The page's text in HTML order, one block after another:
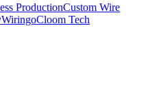
ProductionCustom Wire
WiringoCloom Tech